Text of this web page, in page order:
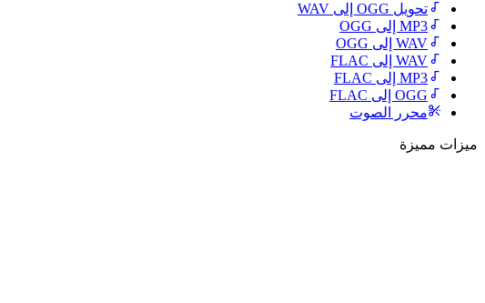
تحويل OGG إلى WAV
MP3 إلى OGG
WAV إلى OGG
WAV إلى FLAC
MP3 إلى FLAC
OGG إلى FLAC
محرر الصوت
ميزات مميزة